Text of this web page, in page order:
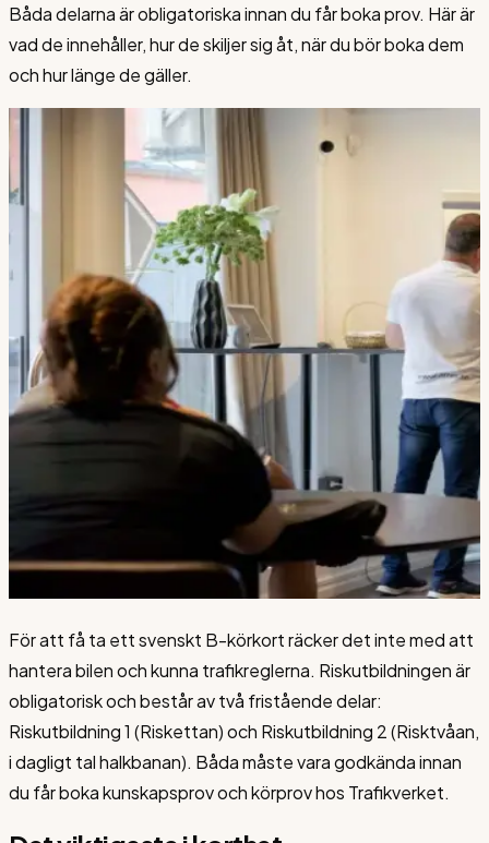
Båda delarna är obligatoriska innan du får boka prov. Här är
vad de innehåller, hur de skiljer sig åt, när du bör boka dem
och hur länge de gäller.
För att få ta ett svenskt B-körkort räcker det inte med att
hantera bilen och kunna trafikreglerna. Riskutbildningen är
obligatorisk och består av två fristående delar:
Riskutbildning 1 (Riskettan) och Riskutbildning 2 (Risktvåan,
i dagligt tal halkbanan). Båda måste vara godkända innan
du får boka kunskapsprov och körprov hos Trafikverket.